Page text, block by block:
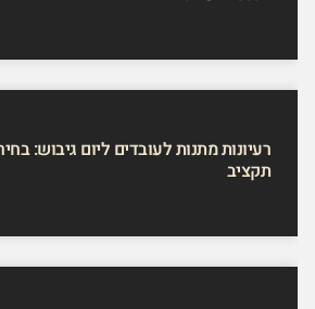
רעיונות מתנות לעובדים ליום גיבוש:
תקציב